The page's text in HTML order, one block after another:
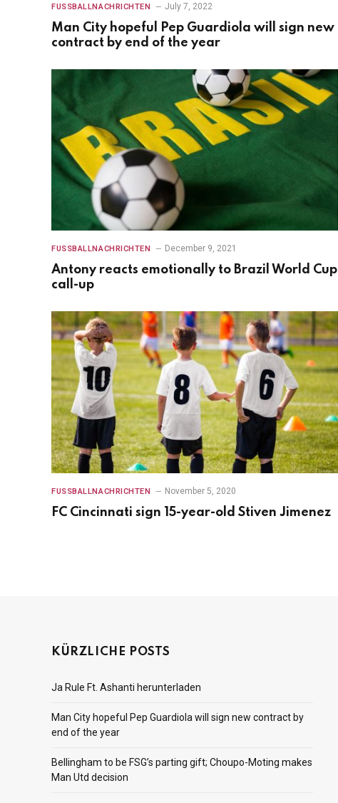
FUSSBALLNACHRICHTEN July 7, 2022
Man City hopeful Pep Guardiola will sign new
contract by end of the year
FUSSBALLNACHRICHTEN December 9, 2021
Antony reacts emotionally to Brazil World Cup
call-up
FUSSBALLNACHRICHTEN November 5, 2020
FC Cincinnati sign 15-year-old Stiven Jimenez
KÜRZLICHE POSTS
Ja Rule Ft. Ashanti herunterladen
Man City hopeful Pep Guardiola will sign new contract by
end of the year
Bellingham to be FSG’s parting gift; Choupo-Moting makes
Man Utd decision